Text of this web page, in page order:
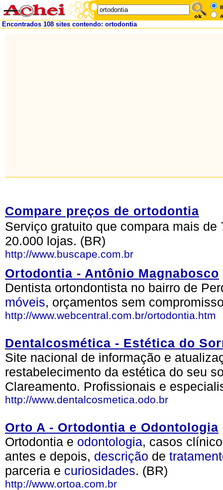
Encontrados 108 sites contendo: ortodontia
Compare preços de ortodontia
Serviço gratuito que compara mais
20.000 lojas. (BR)
http://www.buscape.com.br
Ortodontia - Antônio Magnabosco
Dentista ortondontista no bairro de
móveis, orçamentos sem
http://www.webcentral.com.br/ortodontia.htm
Dentalcosmética - Estética do
Site nacional de informação e
restabelecimento da estética do seu
Clareamento. Profissionais e
http://www.dentalcosmetica.odo.br
Orto A - Ortodontia e Odontologia
Ortodontia e odontologia, casos
antes e depois, descrição de
parceria e curiosidades. (BR)
http://www.ortoa.com.br